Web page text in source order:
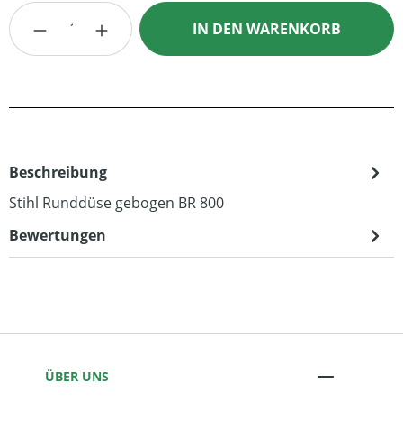
Produkt Anzahl: Gib den gewünschten
IN DEN WARENKORB
Beschreibung
Stihl Runddüse gebogen BR 800
Bewertungen
ÜBER UNS